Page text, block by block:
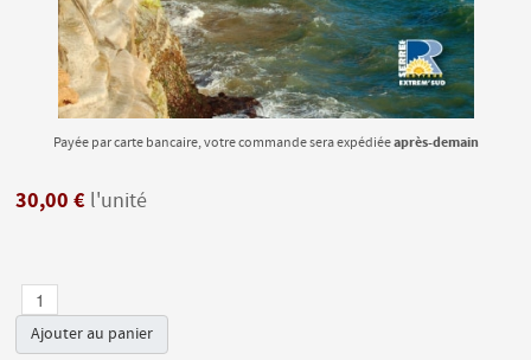
Payée par carte bancaire, votre commande sera expédiéeaprès-demain
30,00 € l'unité
Ajouter au panier